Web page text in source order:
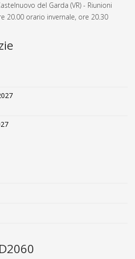
del Garda (VR) - Riunioni
20.00 orario invernale, ore 20.30